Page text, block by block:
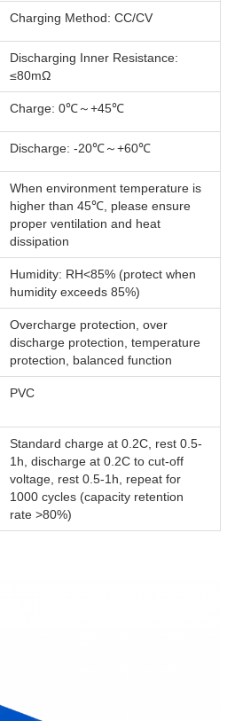
Charging Method: CC/CV
Discharging Inner Resistance:
≤80mΩ
Charge: 0℃～+45℃
Discharge: -20℃～+60℃
When environment temperature is
higher than 45℃, please ensure
proper ventilation and heat
dissipation
Humidity: RH<85% (protect when
humidity exceeds 85%)
Overcharge protection, over
discharge protection, temperature
protection, balanced function
PVC
Standard charge at 0.2C, rest 0.5-
1h, discharge at 0.2C to cut-off
voltage, rest 0.5-1h, repeat for
1000 cycles (capacity retention
rate >80%)